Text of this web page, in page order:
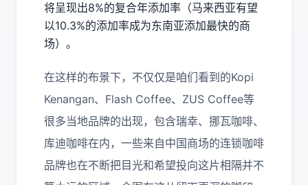
将呈现出8%的复合年添加率（马来西亚有望
以10.3%的添加率成为东南亚添加最快的商
场）。
在这样的布景下，不仅仅是咱们看到的Kopi
Kenangan、Flash Coffee、ZUS Coffee等
很多当地品牌的出现，包含瑞幸、挪瓦咖啡、
库迪咖啡在内，一些来自中国商场的连锁咖啡
品牌也在不断把目光和希望投向这片相隔并不